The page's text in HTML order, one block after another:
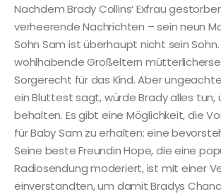
Nachdem Brady Collins‘ Exfrau
verheerende Nachrichten – sein neun
Sohn Sam ist überhaupt nicht sein Sohn.
wohlhabende Großeltern
Sorgerecht für das Kind. Aber
ein Bluttest sagt, würde Brady alles tun,
behalten. Es gibt eine Möglichkeit, die
für Baby Sam zu erhalten: eine
Seine beste Freundin Hope, die eine
Radiosendung moderiert, ist mit einer
einverstandten, um damit Bradys